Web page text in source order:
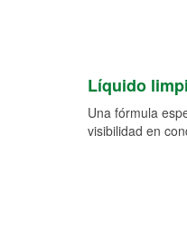
Líquido
Una fórmula
visibilidad en